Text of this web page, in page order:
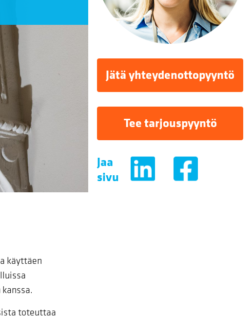
Jätä yhteydenottopyyntö
Tee tarjouspyyntö
Jaa
sivu
käyttäen
toteuttaa